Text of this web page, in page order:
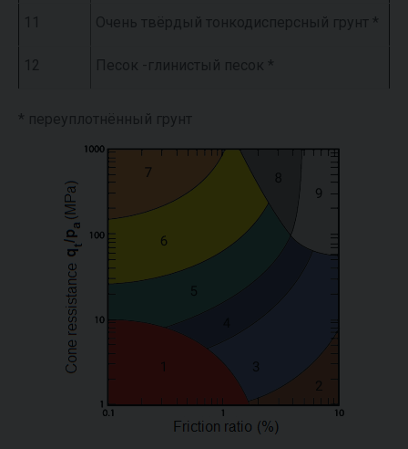
11 Очень твёрдый тонкодисперсный грунт *
12 Песок -глинистый песок *
* переуплотнённый грунт